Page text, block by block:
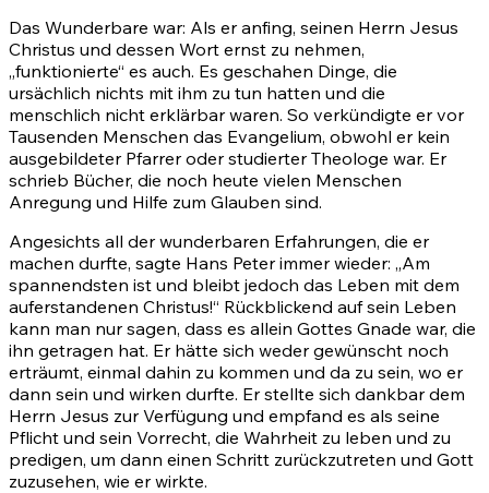
Das Wunderbare war: Als er anfing, seinen Herrn Jesus
Christus und dessen Wort ernst zu nehmen,
„funktionierte“ es auch. Es geschahen Dinge, die
ursächlich nichts mit ihm zu tun hatten und die
menschlich nicht erklärbar waren. So verkündigte er vor
Tausenden Menschen das Evangelium, obwohl er kein
ausgebildeter Pfarrer oder studierter Theologe war. Er
schrieb Bücher, die noch heute vielen Menschen
Anregung und Hilfe zum Glauben sind.
Angesichts all der wunderbaren Erfahrungen, die er
machen durfte, sagte Hans Peter immer wieder: „Am
spannendsten ist und bleibt jedoch das Leben mit dem
auferstandenen Christus!“ Rückblickend auf sein Leben
kann man nur sagen, dass es allein Gottes Gnade war, die
ihn getragen hat. Er hätte sich weder gewünscht noch
erträumt, einmal dahin zu kommen und da zu sein, wo er
dann sein und wirken durfte. Er stellte sich dankbar dem
Herrn Jesus zur Verfügung und empfand es als seine
Pflicht und sein Vorrecht, die Wahrheit zu leben und zu
predigen, um dann einen Schritt zurückzutreten und Gott
zuzusehen, wie er wirkte.